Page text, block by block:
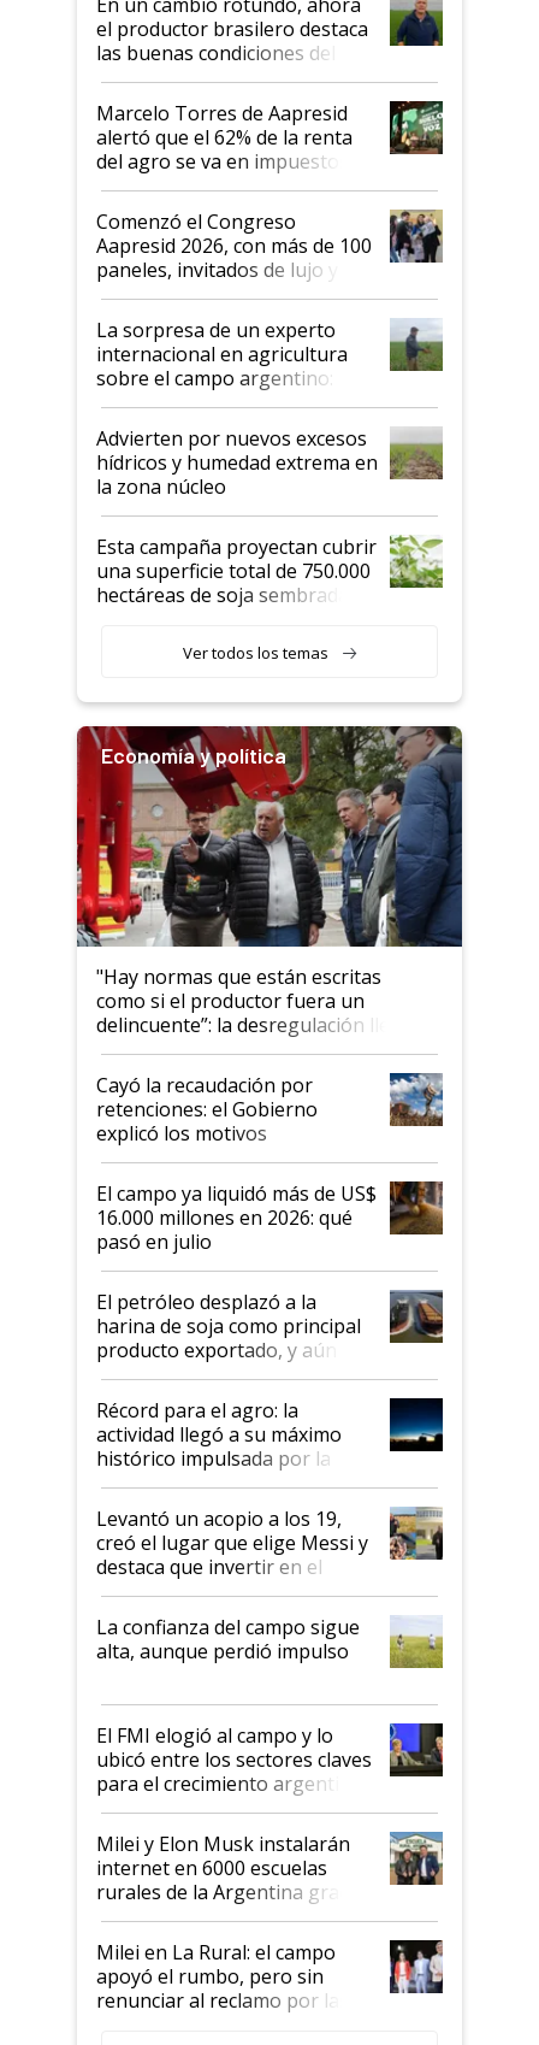
sistema productivo"
el productor brasilero destaca
las buenas condiciones del
agro argentino para invertir:
"Los veo más motivados"
Marcelo Torres de Aapresid
alertó que el 62% de la renta
del agro se va en impuestos:
"No es bueno que en
Argentina se sigan discutiendo
las mismas cosas de hace 50
años"
Comenzó el Congreso
Aapresid 2026, con más de 100
paneles, invitados de lujo y
todas las tendencias
La sorpresa de un experto
internacional en agricultura
sobre el campo argentino:
"Estoy muy impresionado"
Advierten por nuevos excesos
hídricos y humedad extrema en
la zona núcleo
Esta campaña proyectan cubrir
una superficie total de 750.000
hectáreas de soja sembradas
variedades que marcan un
salto tecnológico en genética y
Ver todos los temas
Economía y política
"Hay normas que están escritas
como si el productor fuera un
delincuente”: la desregulación llegó
al Congreso Aapresid y hasta se
habló del financiamiento al IPCVA
Cayó la recaudación por
retenciones: el Gobierno
explicó los motivos
El campo ya liquidó más de US$
16.000 millones en 2026: qué
pasó en julio
El petróleo desplazó a la
harina de soja como principal
producto exportado, y aún así
el agro aportó casi seis de cada
diez dólares y sostuvo el
liderazgo en un semestre
récord
Récord para el agro: la
actividad llegó a su máximo
histórico impulsada por la
cosecha y las exportaciones
Levantó un acopio a los 19,
creó el lugar que elige Messi y
destaca que invertir en el
kirchnerismo era como "darle
plata a un hijo para droga":
Juan Félix Rossetti, el libertario
que de una dura crisis salió
de Milei
La confianza del campo sigue
alta, aunque perdió impulso
El FMI elogió al campo y lo
ubicó entre los sectores claves
para el crecimiento argentino
Milei y Elon Musk instalarán
internet en 6000 escuelas
rurales de la Argentina gracias
a un acuerdo con Starlink
Milei en La Rural: el campo
apoyó el rumbo, pero sin
renunciar al reclamo por las